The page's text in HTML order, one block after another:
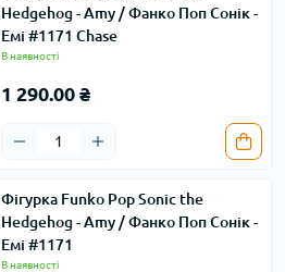
Hedgehog - Amy / Фанко Поп Сонік -
Емі #1171 Chase
В наявності
1 290.00 ₴
Фігурка Funko Pop Sonic the
Hedgehog - Amy / Фанко Поп Сонік -
Емі #1171
В наявності